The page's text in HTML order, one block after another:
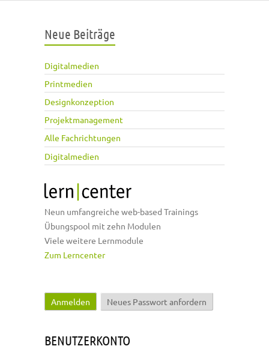
Neue Beiträge
Digitalmedien
Printmedien
Designkonzeption
Projektmanagement
Alle Fachrichtungen
Digitalmedien
Neun umfangreiche web-based Trainings
Übungspool mit zehn Modulen
Viele weitere Lernmodule
Zum Lerncenter
Haupt-Reiter
Anmelden (aktiver Reiter)
Neues Passwort anfordern
BENUTZERKONTO